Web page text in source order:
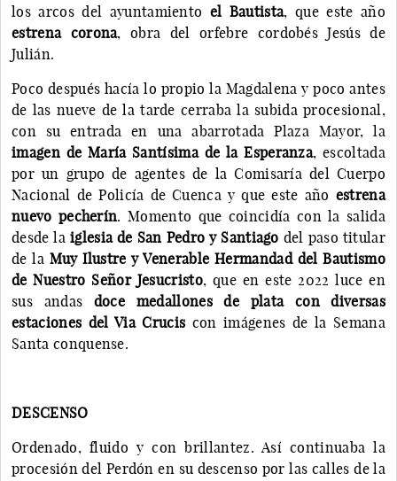
los arcos del ayuntamiento el Bautista, que este año
estrena corona, obra del orfebre cordobés Jesús de
Julián.
Poco después hacía lo propio la Magdalena y poco antes
de las nueve de la tarde cerraba la subida procesional,
con su entrada en una abarrotada Plaza Mayor, la
imagen de María Santísima de la Esperanza, escoltada
por un grupo de agentes de la Comisaría del Cuerpo
Nacional de Policía de Cuenca y que este año estrena
nuevo pecherín. Momento que coincidía con la salida
desde laiglesia de San Pedro y Santiago del paso titular
de la Muy Ilustre y Venerable Hermandad del Bautismo
de Nuestro Señor Jesucristo, que en este 2022 luce en
sus andas doce medallones de plata con diversas
estaciones del Via Crucis con imágenes de la Semana
Santa conquense.
DESCENSO
Ordenado, fluido y con brillantez. Así continuaba la
procesión del Perdón en su descenso por las calles de la